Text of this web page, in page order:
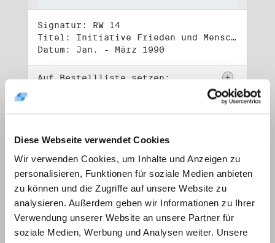
Diese Webseite verwendet Cookies
Wir verwenden Cookies, um Inhalte und Anzeigen zu
personalisieren, Funktionen für soziale Medien anbieten
zu können und die Zugriffe auf unsere Website zu
analysieren. Außerdem geben wir Informationen zu Ihrer
Verwendung unserer Website an unsere Partner für
soziale Medien, Werbung und Analysen weiter. Unsere
Signatur: RW 14
Titel: Initiative Frieden und Menschenrechte, Volkskammerwahl 18.3.1990
Datum: Jan. - März 1990
Auf Bestellliste setzen: